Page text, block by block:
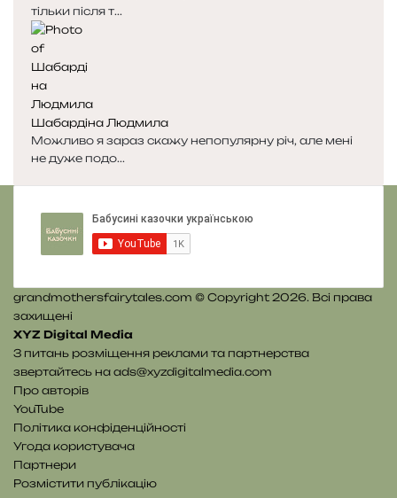
р
і
н
к
а
р
і
н
к
а
тільки після т...
Шабардіна Людмила
Можливо я зараз скажу непопулярну річ, але мені
не дуже подо...
grandmothersfairytales.com © Copyright 2026. Всі права
захищені
XYZ Digital Media
З питань розміщення реклами та партнерства
звертайтесь на ads@xyzdigitalmedia.com
Про авторів
YouTube
Політика конфіденційності
Угода користувача
Партнери
Розмістити публікацію